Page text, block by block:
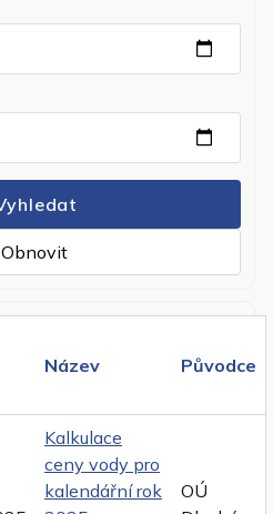
Název Původce
Kalkulace
ceny vody pro
kalendářní rok
OÚ